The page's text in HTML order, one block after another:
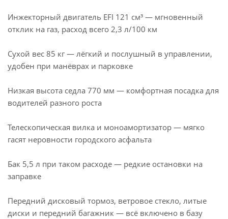
Инжекторный двигатель EFI 121 см³ — мгновенный
отклик на газ, расход всего 2,3 л/100 км
Сухой вес 85 кг — лёгкий и послушный в управлении,
удобен при манёврах и парковке
Низкая высота седла 770 мм — комфортная посадка для
водителей разного роста
Телескопическая вилка и моноамортизатор — мягко
гасят неровности городского асфальта
Бак 5,5 л при таком расходе — редкие остановки на
заправке
Передний дисковый тормоз, ветровое стекло, литые
диски и передний багажник — всё включено в базу